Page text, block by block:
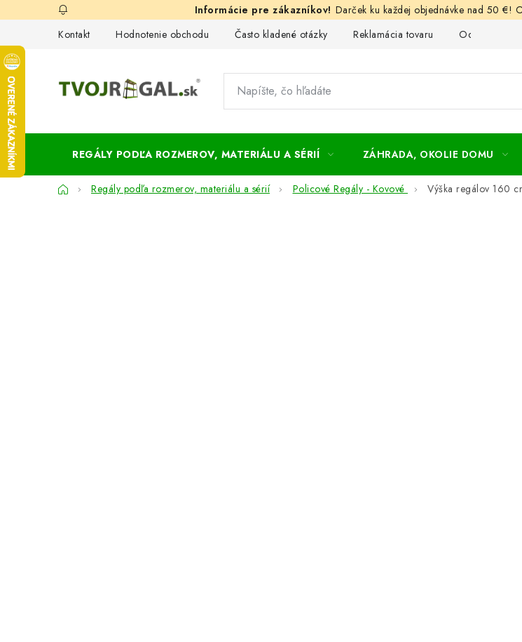
na
Darček ku každej objednávke nad 50 €!
Kontakt
Hodnotenie obchodu Často kladené otázky Reklamácia tovaru Odstúpenie
REGÁLY PODĽA ROZMEROV, MATERIÁLU A SÉRIÍ ZÁHRADA, OKOLIE DOMU
DomovRegály podľa rozmerov, materiálu a sérií Policové Regály - Kovové Výška regálov 160